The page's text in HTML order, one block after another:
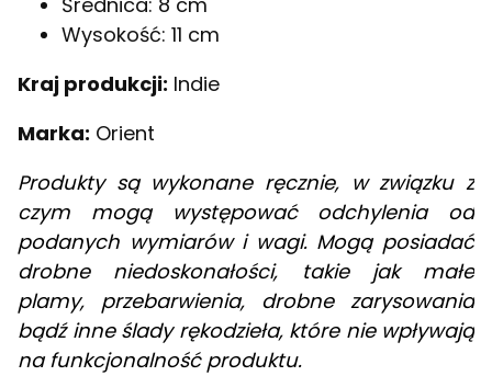
Wysokość: 11 cm
Kraj produkcji: Indie
Marka: Orient
Produkty są wykonane ręcznie, w związku z
czym mogą występować odchylenia od
podanych wymiarów i wagi. Mogą posiadać
drobne niedoskonałości, takie jak małe
plamy, przebarwienia, drobne zarysowania
bądź inne ślady rękodzieła, które nie wpływają
na funkcjonalność produktu.